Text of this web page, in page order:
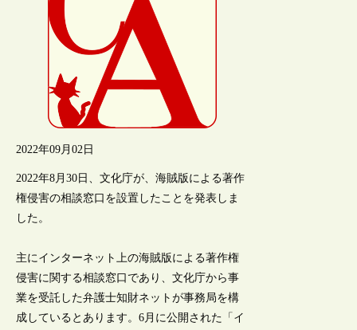
2022年09月02日
2022年8月30日、文化庁が、海賊版による著作
権侵害の相談窓口を設置したことを発表しま
した。
主にインターネット上の海賊版による著作権
侵害に関する相談窓口であり、文化庁から事
業を受託した弁護士知財ネットが事務局を構
成しているとあります。6月に公開された「イ